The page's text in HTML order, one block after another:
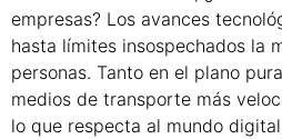
empresas? Los avances
hasta límites insospechados la
personas. Tanto en el plano
medios de transporte más
lo que respecta al mundo